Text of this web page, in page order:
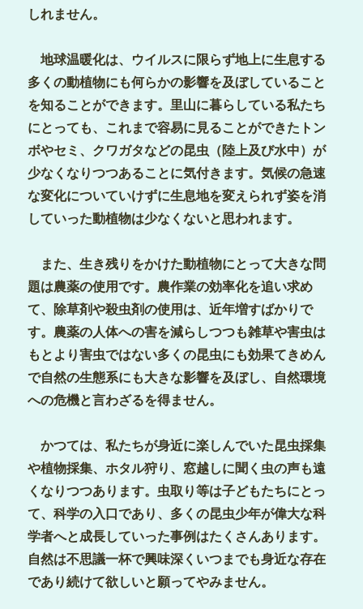
しれません。
地球温暖化は、ウイルスに限らず地上に生息する
多くの動植物にも何らかの影響を及ぼしていること
を知ることができます。里山に暮らしている私たち
にとっても、これまで容易に見ることができたトン
ボやセミ、クワガタなどの昆虫（陸上及び水中）が
少なくなりつつあることに気付きます。気候の急速
な変化についていけずに生息地を変えられず姿を消
していった動植物は少なくないと思われます。
また、生き残りをかけた動植物にとって大きな問
題は農薬の使用です。農作業の効率化を追い求め
て、除草剤や殺虫剤の使用は、近年増すばかりで
す。農薬の人体への害を減らしつつも雑草や害虫は
もとより害虫ではない多くの昆虫にも効果てきめん
で自然の生態系にも大きな影響を及ぼし、自然環境
への危機と言わざるを得ません。
かつては、私たちが身近に楽しんでいた昆虫採集
や植物採集、ホタル狩り、窓越しに聞く虫の声も遠
くなりつつあります。虫取り等は子どもたちにとっ
て、科学の入口であり、多くの昆虫少年が偉大な科
学者へと成長していった事例はたくさんあります。
自然は不思議一杯で興味深くいつまでも身近な存在
であり続けて欲しいと願ってやみません。